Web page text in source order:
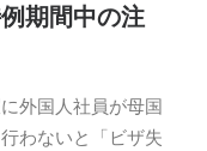
期間中の注
外国人社員が母国
わないと「ビザ失